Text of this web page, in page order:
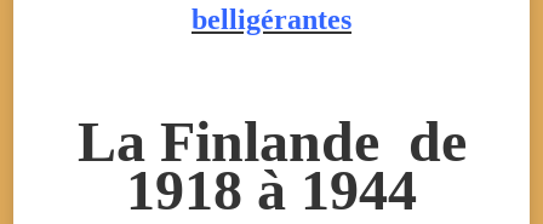
belligérantes
La Finlande de
1918 à 1944